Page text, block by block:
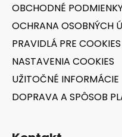
OBCHODNÉ
OCHRANA OSOBNÝCH
PRAVIDLÁ PRE COOKIES
NASTAVENIA COOKIES
UŽITOČNÉ INFORMÁCIE
DOPRAVA A SPÔSOB